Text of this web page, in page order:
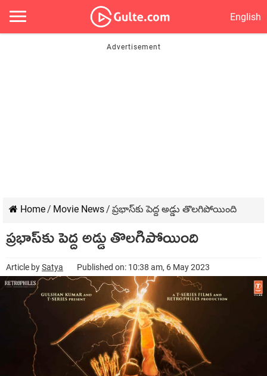
English
Home/ Movie News/ ప్రభాస్‌కు పెద్ద అడ్డు తొలగిపోయింది
ప్రభాస్‌కు పెద్ద అడ్డు తొలగిపోయింది
Article bySatya Published on: 10:38 am, 6 May 2023